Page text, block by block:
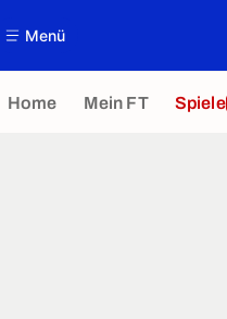
Menü
Home Mein FT Spiele